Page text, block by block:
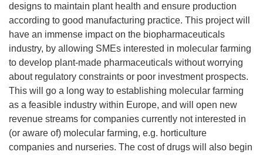
designs to maintain plant health and ensure production
according to good manufacturing practice. This project will
have an immense impact on the biopharmaceuticals
industry, by allowing SMEs interested in molecular farming
to develop plant-made pharmaceuticals without worrying
about regulatory constraints or poor investment prospects.
This will go a long way to establishing molecular farming
as a feasible industry within Europe, and will open new
revenue streams for companies currently not interested in
(or aware of) molecular farming, e.g. horticulture
companies and nurseries. The cost of drugs will also begin